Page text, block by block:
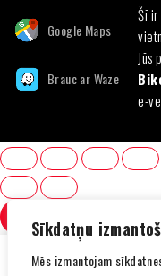
Sīkdatņu
Mēs izmantojam
Google Maps
Brauc ar Waze
Šī ir
Jūs
e-